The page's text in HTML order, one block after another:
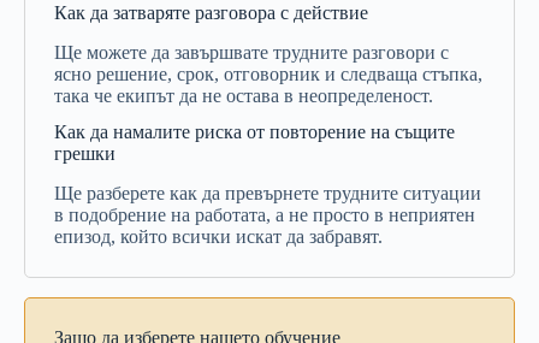
Как да затваряте разговора с действие
Ще можете да завършвате трудните разговори с
ясно решение, срок, отговорник и следваща стъпка,
така че екипът да не остава в неопределеност.
Как да намалите риска от повторение на същите
грешки
Ще разберете как да превърнете трудните ситуации
в подобрение на работата, а не просто в неприятен
епизод, който всички искат да забравят.
Защо да изберете нашето обучение